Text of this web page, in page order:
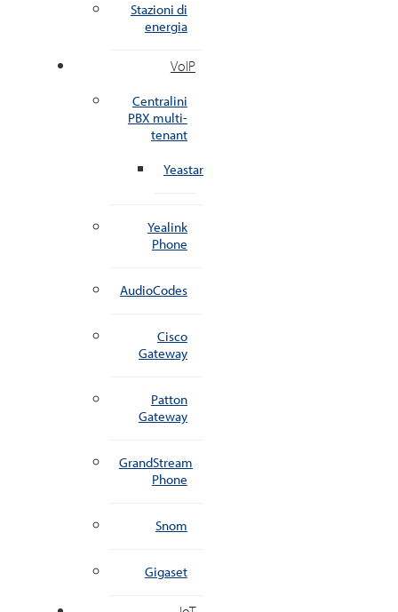
Stazioni di
energia
VoIP
Centralini
PBX multi-
tenant
Yeastar
Yealink
Phone
AudioCodes
Cisco
Gateway
Patton
Gateway
GrandStream
Phone
Snom
Gigaset